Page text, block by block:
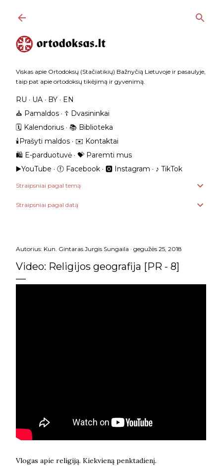
Praleisti ir pereiti prie pagrindinio turinio
Viskas apie Ortodoksų (Stačiatikių) Bažnyčią Lietuvoje ir pasaulyje,
taip pat apie ortodoksų tikėjimą ir gyvenimą.
RU UA BY
EN
⛪️ Pamaldos
☦️ Dvasininkai
🗓️ Kalendorius
📚 Biblioteka
🕯️Prašyti maldos
✉️ Kontaktai
🛍️ E-parduotuvė
💝 Paremti mus
▶️YouTube
ⓕ Facebook 🅾 Instagram ‎♪ TikTok
Straipsniai pagal temą
Straipsniai pagal datą
Autorius: Kun. Gintaras Jurgis Sungaila gegužės 25, 2018
Video: Religijos geografija [PR - 8]
Vlogas apie religiją. Kiekvieną penktadienį.